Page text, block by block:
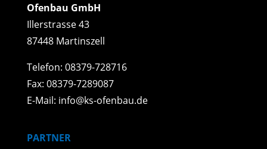
Ofenbau GmbH
Illerstrasse 43
87448 Martinszell
Telefon: 08379-728716
Fax: 08379-7289087
E-Mail: info@ks-ofenbau.de
PARTNER